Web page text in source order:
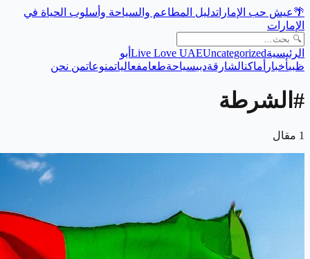
🌴عيش حب الإماراتدليل المطاعم والسياحة وأسلوب الحياة في
الإمارات
الرئيسية Live Love UAEUncategorized
أبو
ظبيأخبار أماكنالشارقةدبيسياحةطعامفعالياتمنوعاتمن نحن
# الشرطة
1 مقال